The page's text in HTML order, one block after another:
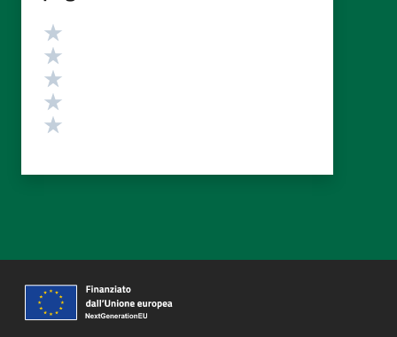
Valutazione